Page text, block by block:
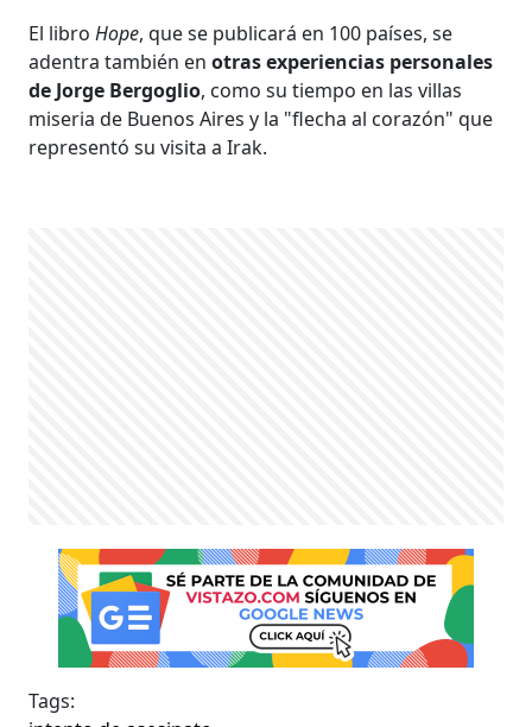
El libroHope, que se publicará en 100 países, se
adentra también enotras experiencias personales
de Jorge Bergoglio, como su tiempo en las villas
miseria de Buenos Aires y la "flecha al corazón" que
representó su visita a Irak.
Tags: